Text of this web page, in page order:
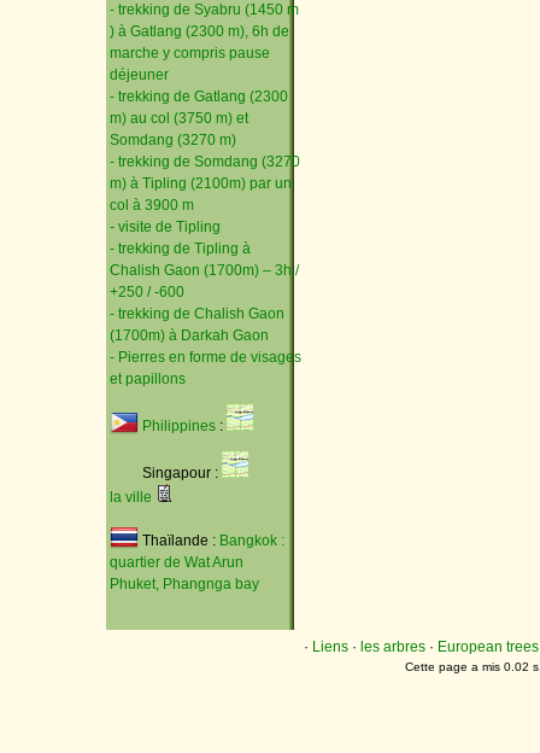
- trekking de Syabru (1450 m
) à Gatlang (2300 m), 6h de
marche y compris pause
déjeuner
- trekking de Gatlang (2300
m) au col (3750 m) et
Somdang (3270 m)
- trekking de Somdang (3270
m) à Tipling (2100m) par un
col à 3900 m
- visite de Tipling
- trekking de Tipling à
Chalish Gaon (1700m) – 3h /
+250 / -600
- trekking de Chalish Gaon
(1700m) à Darkah Gaon
- Pierres en forme de visages
et papillons
Philippines :
Singapour :
la ville
Thaïlande : Bangkok :
quartier de Wat Arun
Phuket, Phangnga bay
· Liens · les arbres · European trees
Cette page a mis 0.02